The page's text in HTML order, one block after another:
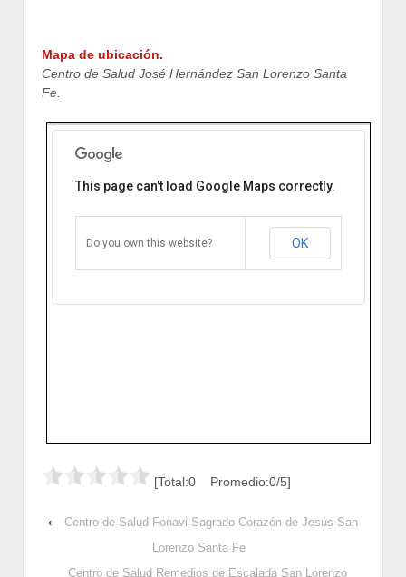
Mapa de ubicación.
Centro de Salud José Hernández San Lorenzo Santa
Fe.
Misiónes 721. San Lorenzo, Santa Fe,
Cómo llegar Zoom
This page can't load Google Maps correctly.
Do you own this website? OK
[Total:0 Promedio:0/5]
‹
Centro de Salud Fonavi Sagrado Corazón de Jesús San
Lorenzo Santa Fe
Centro de Salud Remedios de Escalada San Lorenzo